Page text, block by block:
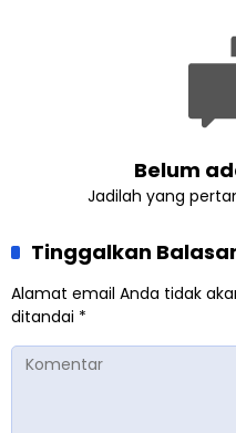
Belum
Jadilah yang
Tinggalkan
Alamat email Anda tidak
ditandai *